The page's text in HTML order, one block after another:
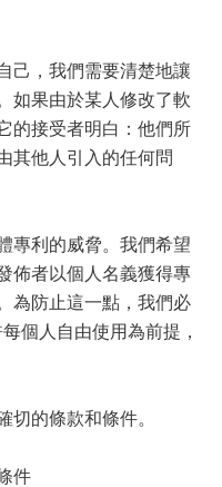
己，我們需要清楚地讓
如果由於某人修改了軟
的接受者明白：他們所
其他人引入的任何問
專利的威脅。我們希望
佈者以個人名義獲得專
為防止這一點，我們必
個人自由使用為前提，
的條款和條件。
件